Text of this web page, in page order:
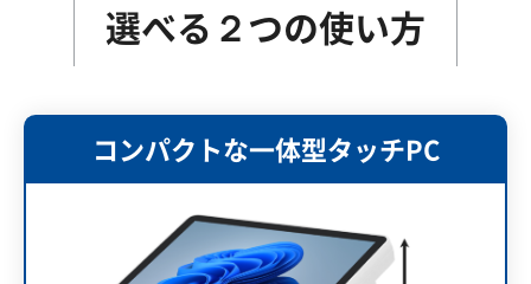
選べる２つの使い方
コンパクトな一体型タッチPC